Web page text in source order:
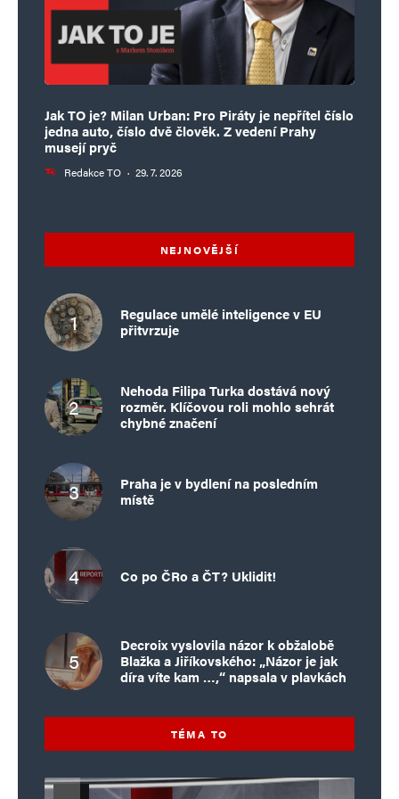
Jak TO je? Milan Urban: Pro Piráty je nepřítel číslo
jedna auto, číslo dvě člověk. Z vedení Prahy
musejí pryč
Redakce TO · 29. 7. 2026
NEJNOVĚJŠÍ
Regulace umělé inteligence v EU
přitvrzuje
Nehoda Filipa Turka dostává nový
rozměr. Klíčovou roli mohlo sehrát
chybné značení
Praha je v bydlení na posledním
místě
Co po ČRo a ČT? Uklidit!
Decroix vyslovila názor k obžalobě
Blažka a Jiříkovského: „Názor je jak
díra víte kam …,“ napsala v plavkách
TÉMA TO